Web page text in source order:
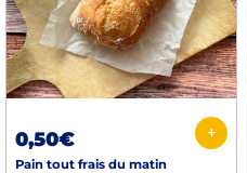
0,50€ +
Pain tout frais du matin